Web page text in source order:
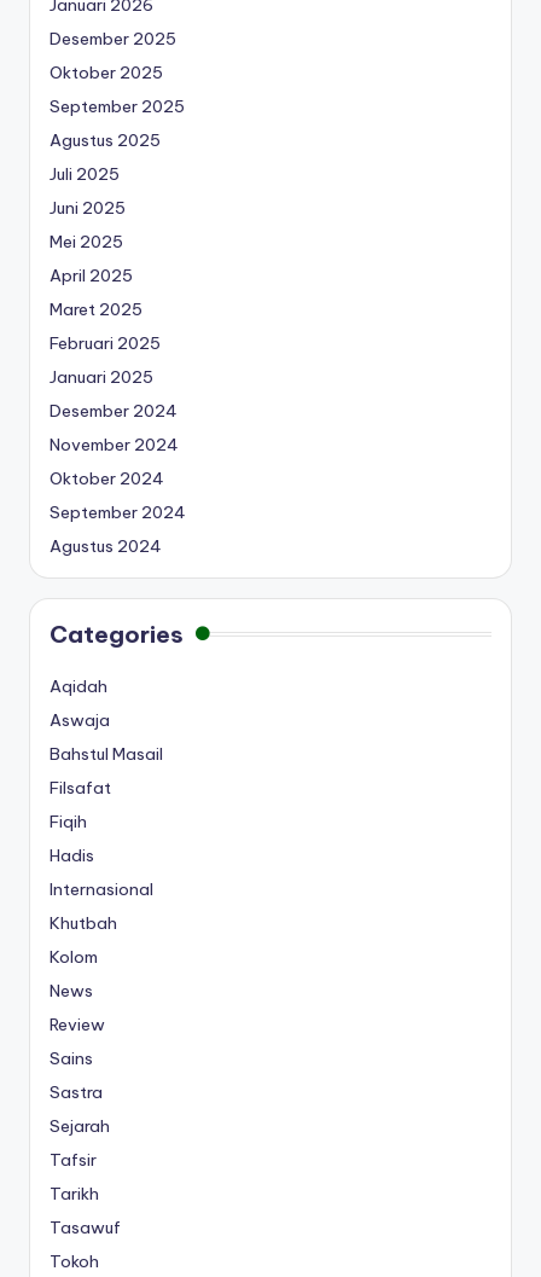
Januari 2026
Desember 2025
Oktober 2025
September 2025
Agustus 2025
Juli 2025
Juni 2025
Mei 2025
April 2025
Maret 2025
Februari 2025
Januari 2025
Desember 2024
November 2024
Oktober 2024
September 2024
Agustus 2024
Categories
Aqidah
Aswaja
Bahstul Masail
Filsafat
Fiqih
Hadis
Internasional
Khutbah
Kolom
News
Review
Sains
Sastra
Sejarah
Tafsir
Tarikh
Tasawuf
Tokoh